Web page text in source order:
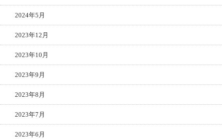
2024年5月
2023年12月
2023年10月
2023年9月
2023年8月
2023年7月
2023年6月